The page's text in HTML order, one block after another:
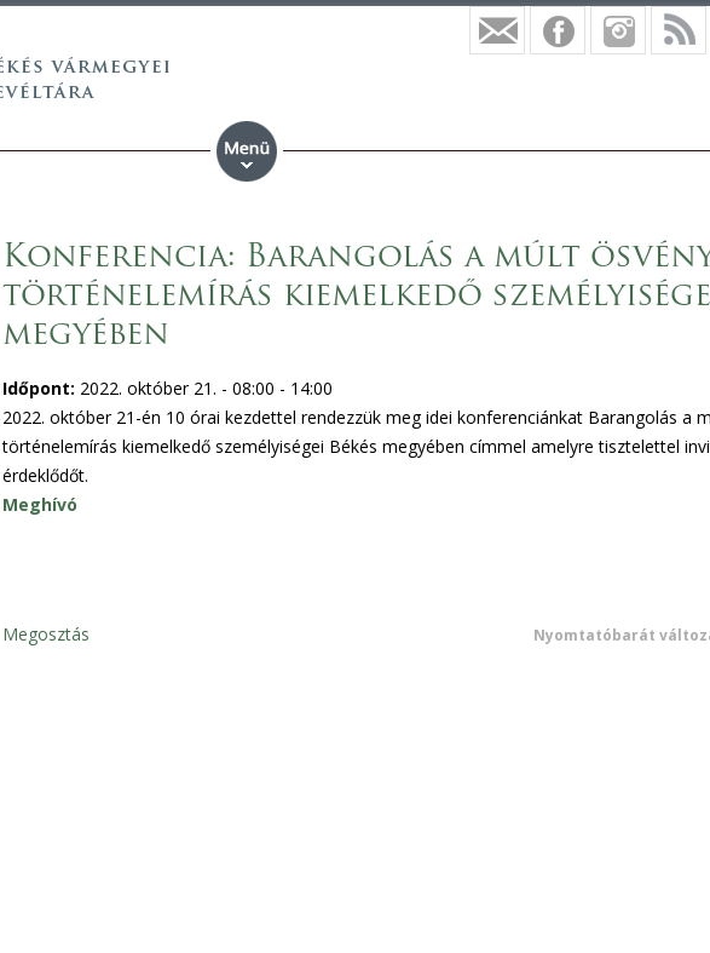
Konferencia: Barangolás a múlt
történelemírás kiemelkedő
megyében
Időpont: 2022. október 21. - 08:00 - 14:00
2022. október 21-én 10 órai kezdettel rendezzük meg idei konferenciánkat Barangolás a
történelemírás kiemelkedő személyiségei Békés megyében címmel amelyre tisztelettel
érdeklődőt.
Meghívó
Nyomtatóbarát
Megosztás